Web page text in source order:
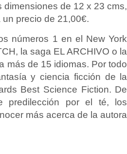
de 12 x 23 cms,
precio de 21,00€.
números 1 en el New York
la saga EL ARCHIVO o la
más de 15 idiomas. Por todo
y ciencia ficción de la
Best Science Fiction. De
predilección por el té, los
más acerca de la autora